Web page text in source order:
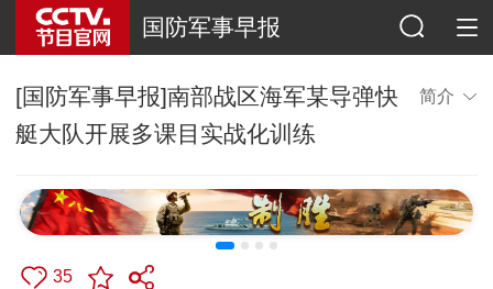
国防军事早报
[国防军事早报]南部战区海军某导弹快
艇大队开展多课目实战化训练
简介
35